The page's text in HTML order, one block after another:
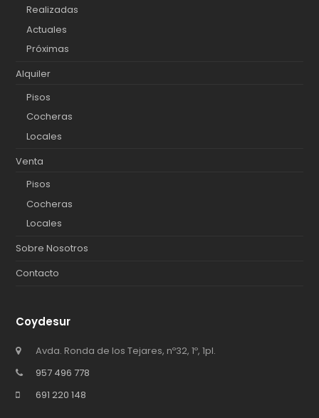
Realizadas
Actuales
Próximas
Alquiler
Pisos
Cocheras
Locales
Venta
Pisos
Cocheras
Locales
Sobre Nosotros
Contacto
Coydesur
Avda. Ronda de los Tejares, nº32, 1º, 1pl.
957 496 778
691 220 148